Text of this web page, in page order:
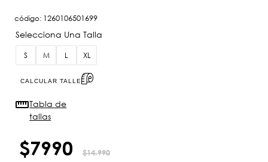
código: 1260106501699
S M L XL
CALCULAR TALLE
Tabla de
tallas
$7990 $14.990